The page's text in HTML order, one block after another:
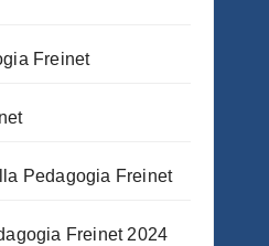
Freinet
Pedagogia Freinet
Freinet 2024